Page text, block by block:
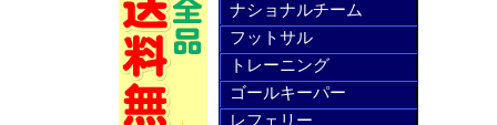
ナショナルチーム
フットサル
トレーニング
ゴールキーパー
レフェリー